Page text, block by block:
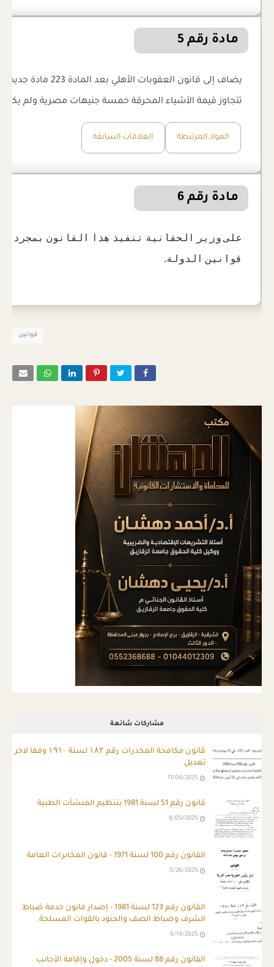
مادة رقم 5
تتجاوز قيمة الأشياء المحرقة خمسة جنيهات مصرية ولم
المواد المرتبطة العلاقات السابقة
مادة رقم 6
على وزير الحقانية تنفيذ هذا القانون بمجرد
قوانين الدولة.
قوانين
مشاركات شائعة
قانون مكافحة المخدرات رقم ۱۸۲ لسنة ۱۹٦۰ وفقا لاخر
تعديل
11/04/2025
قانون رقم 51 لسنة 1981 بتنظيم المنشآت الطبية
8/05/2025
القانون رقم 100 لسنة 1971 - قانون المخابرات العامة
5/26/2025
ِالقانون رقم 123 لسنة 1981 - إصدار قانون خدمة ضباط
الشرف وضباط الصف والجنود بالقوات المسلحة.
6/14/2025
القانون رقم 88 لسنة 2005 - دخول وإقامة الأجانب